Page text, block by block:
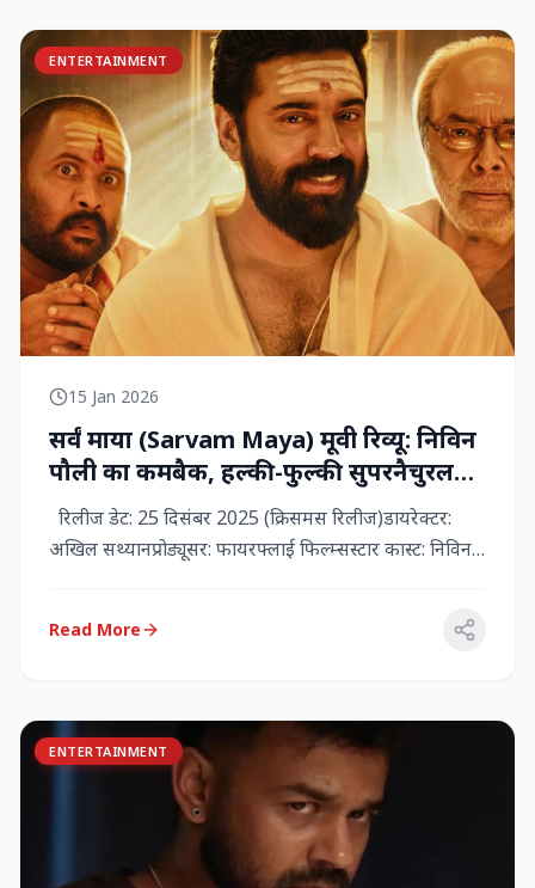
ENTERTAINMENT
15 Jan 2026
सर्वं माया (Sarvam Maya) मूवी रिव्यू: निविन
पौली का कमबैक, हल्की-फुल्की सुपरनैचुरल
कॉमेडी जो दिल को छू जाती है
रिलीज डेट: 25 दिसंबर 2025 (क्रिसमस रिलीज)डायरेक्टर:
अखिल सथ्यानप्रोड्यूसर: फायरफ्लाई फिल्म्सस्टार कास्ट: निविन
Read More
ENTERTAINMENT